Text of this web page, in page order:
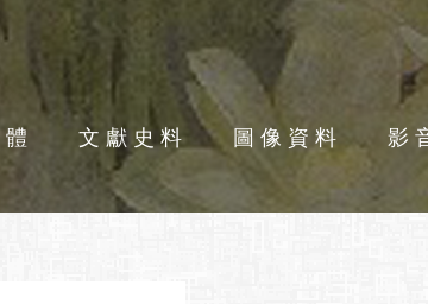
文獻史料 圖像資料 影